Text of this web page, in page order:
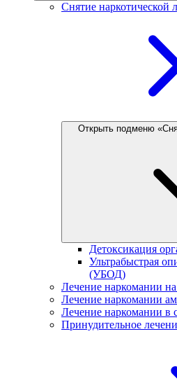
Снятие наркотической
Открыть подменю
Детоксикация
Ультрабыстрая
(УБОД)
Лечение наркомании
Лечение наркомании
Лечение наркомании в
Принудительное